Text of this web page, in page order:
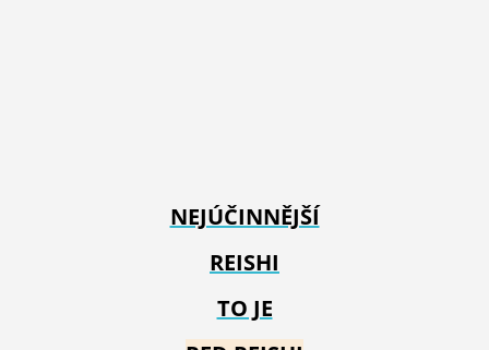
NEJÚČINNĚJŠÍ
REISHI
TO JE